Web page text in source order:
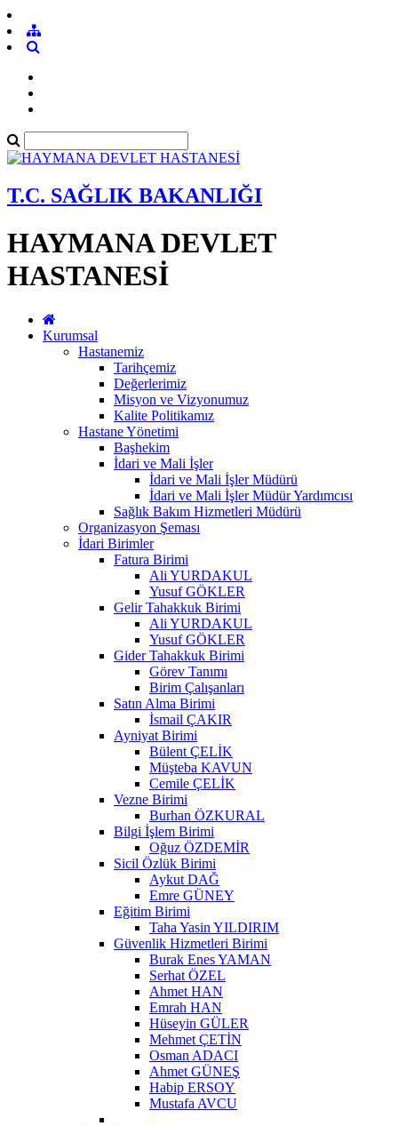
T.C. SAĞLIK BAKANLIĞI
HAYMANA DEVLET
HASTANESİ
Kurumsal
Hastanemiz
Tarihçemiz
Değerlerimiz
Misyon ve Vizyonumuz
Kalite Politikamız
Hastane Yönetimi
Başhekim
İdari ve Mali İşler
İdari ve Mali İşler Müdürü
İdari ve Mali İşler Müdür Yardımcısı
Sağlık Bakım Hizmetleri Müdürü
Organizasyon Şeması
İdari Birimler
Fatura Birimi
Ali YURDAKUL
Yusuf GÖKLER
Gelir Tahakkuk Birimi
Ali YURDAKUL
Yusuf GÖKLER
Gider Tahakkuk Birimi
Görev Tanımı
Birim Çalışanları
Satın Alma Birimi
İsmail ÇAKIR
Ayniyat Birimi
Bülent ÇELİK
Müşteba KAVUN
Cemile ÇELİK
Vezne Birimi
Burhan ÖZKURAL
Bilgi İşlem Birimi
Oğuz ÖZDEMİR
Sicil Özlük Birimi
Aykut DAĞ
Emre GÜNEY
Eğitim Birimi
Taha Yasin YILDIRIM
Güvenlik Hizmetleri Birimi
Burak Enes YAMAN
Serhat ÖZEL
Ahmet HAN
Emrah HAN
Hüseyin GÜLER
Mehmet ÇETİN
Osman ADACI
Ahmet GÜNEŞ
Habip ERSOY
Mustafa AVCU